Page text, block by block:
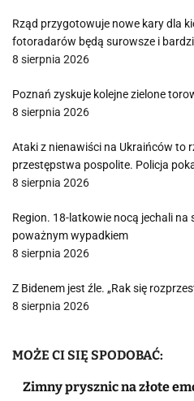
Rząd przygotowuje nowe kary dla
fotoradarów będą surowsze i
8 sierpnia 2026
Poznań zyskuje kolejne zielone
8 sierpnia 2026
Ataki z nienawiści na Ukraińców to
przestępstwa pospolite. Policja
8 sierpnia 2026
Region. 18-latkowie nocą jechali na
poważnym wypadkiem
8 sierpnia 2026
Z Bidenem jest źle. „Rak się
8 sierpnia 2026
MOŻE CI SIĘ SPODOBAĆ:
Zimny prysznic na złote